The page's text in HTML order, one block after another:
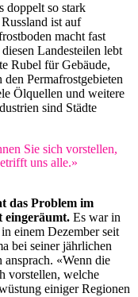
doppelt so stark
ist auf
macht fast
Landesteilen lebt
Rubel für Gebäude,
Permafrostgebieten
Ölquellen und weitere
sind Städte
Sie sich vorstellen,
uns alle.»
das Problem im
eingeräumt. Es war in
einem Dezember seit
bei seiner jährlichen
ansprach. «Wenn die
vorstellen, welche
einiger Regionen